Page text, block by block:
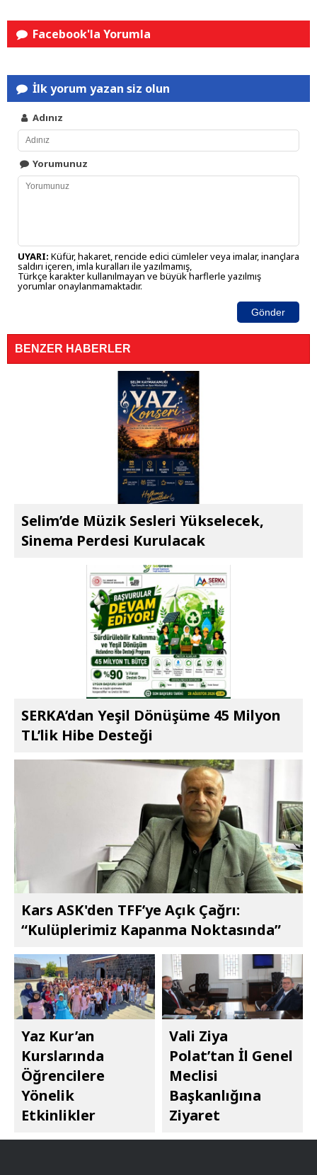
Facebook'la Yorumla
İlk yorum yazan siz olun
Adınız
Yorumunuz
UYARI: Küfür, hakaret, rencide edici cümleler veya imalar, inançlara
saldırı içeren, imla kuralları ile yazılmamış,
Türkçe karakter kullanılmayan ve büyük harflerle yazılmış
yorumlar onaylanmamaktadır.
Gönder
BENZER HABERLER
Selim’de Müzik Sesleri Yükselecek,
Sinema Perdesi Kurulacak
SERKA’dan Yeşil Dönüşüme 45 Milyon
TL’lik Hibe Desteği
Kars ASK'den TFF’ye Açık Çağrı:
“Kulüplerimiz Kapanma Noktasında”
Yaz Kur’an
Kurslarında
Öğrencilere
Yönelik
Etkinlikler
Vali Ziya
Polat’tan İl Genel
Meclisi
Başkanlığına
Ziyaret